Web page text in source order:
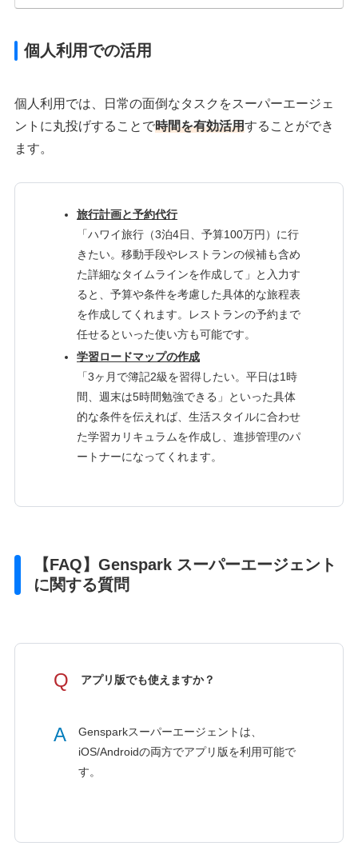
個人利用での活用
個人利用では、日常の面倒なタスクをスーパーエージェ
ントに丸投げすることで時間を有効活用することができ
ます。
旅行計画と予約代行
「ハワイ旅行（3泊4日、予算100万円）に行
きたい。移動手段やレストランの候補も含め
た詳細なタイムラインを作成して」と入力す
ると、予算や条件を考慮した具体的な旅程表
を作成してくれます。レストランの予約まで
任せるといった使い方も可能です。
学習ロードマップの作成
「3ヶ月で簿記2級を習得したい。平日は1時
間、週末は5時間勉強できる」といった具体
的な条件を伝えれば、生活スタイルに合わせ
た学習カリキュラムを作成し、進捗管理のパ
ートナーになってくれます。
【FAQ】Genspark スーパーエージェント
に関する質問
Q アプリ版でも使えますか？
A
Gensparkスーパーエージェントは、
iOS/Androidの両方でアプリ版を利用可能で
す。